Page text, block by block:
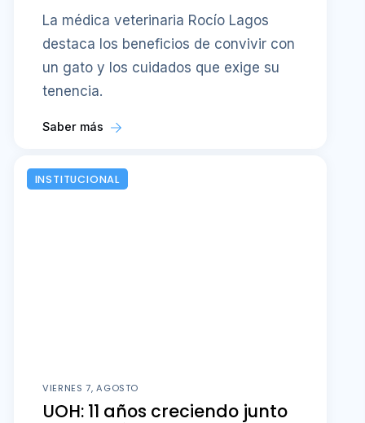
La médica veterinaria Rocío Lagos
destaca los beneficios de convivir con
un gato y los cuidados que exige su
tenencia.
Saber más
INSTITUCIONAL
VIERNES 7, AGOSTO
UOH: 11 años creciendo junto